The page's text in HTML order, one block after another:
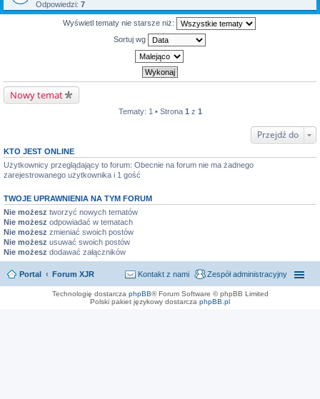
Odpowiedzi: 7
Wyświetl tematy nie starsze niż:
Sortuj wg
Nowy temat
Tematy: 1 • Strona 1 z 1
Przejdź do
KTO JEST ONLINE
Użytkownicy przeglądający to forum: Obecnie na forum nie ma żadnego
zarejestrowanego użytkownika i 1 gość
TWOJE UPRAWNIENIA NA TYM FORUM
Nie możesz tworzyć nowych tematów
Nie możesz odpowiadać w tematach
Nie możesz zmieniać swoich postów
Nie możesz usuwać swoich postów
Nie możesz dodawać załączników
Portal Forum XJR Zespół administracyjny
Kontakt z nami
Technologię dostarcza phpBB® Forum Software © phpBB Limited
Polski pakiet językowy dostarcza phpBB.pl